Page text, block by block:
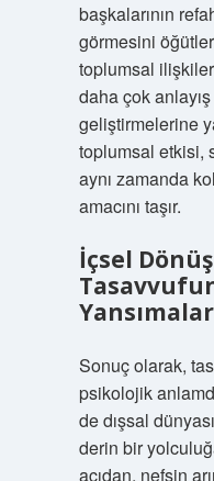
başkalarının
görmesini
toplumsal
daha çok
geliştirmelerine
toplumsal etkisi,
aynı zamanda
amacını taşır.
İçsel
Sonuç olarak,
psikolojik
de dışsal
derin bir
açıdan, nefsin